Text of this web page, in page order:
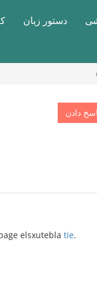
دستور زبان
دادن
elsxutebla tie.